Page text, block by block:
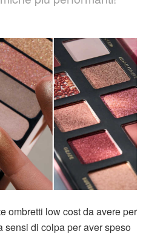
ombretti low cost da avere per
sensi di colpa per aver speso